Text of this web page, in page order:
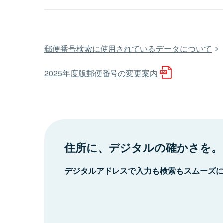
郵便番号検索に使用されているデータについて
2025年度版郵便番号の変更案内
住所に、デジタルの確かさを。
デジタルアドレスで入力も検索もスムーズ